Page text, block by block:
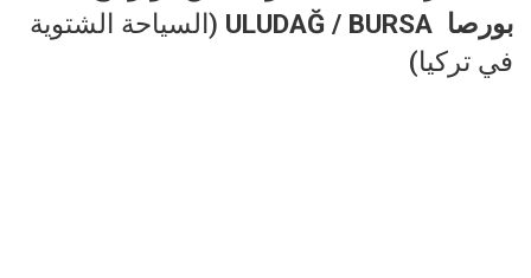
بورصا ULUDAĞ / BURSA
(السياحة الشتوية
في تركيا)